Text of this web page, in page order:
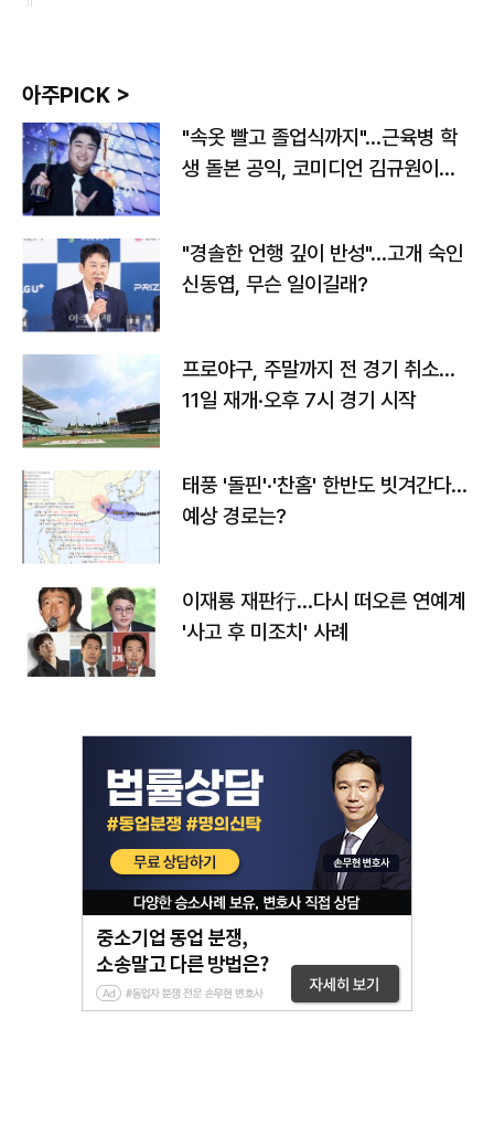
아주PICK >
"속옷 빨고 졸업식까지"…근육병 학
생 돌본 공익, 코미디언 김규원이었
"경솔한 언행 깊이 반성"…고개 숙인
신동엽, 무슨 일이길래?
프로야구, 주말까지 전 경기 취소…
11일 재개·오후 7시 경기 시작
태풍 '돌핀'·'찬홈' 한반도 빗겨간다…
예상 경로는?
이재룡 재판行…다시 떠오른 연예계
'사고 후 미조치' 사례